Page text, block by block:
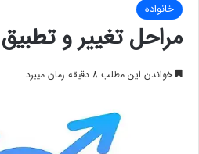
خانواده
مراحل تغییر و
خواندن این مطلب 8 دقیقه زمان میبرد